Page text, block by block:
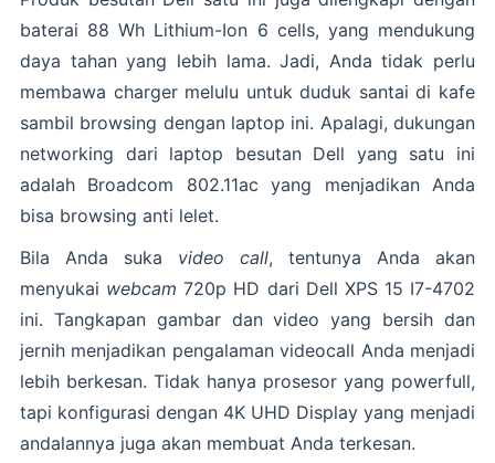
baterai 88 Wh Lithium-Ion 6 cells, yang mendukung
daya tahan yang lebih lama. Jadi, Anda tidak perlu
membawa charger melulu untuk duduk santai di kafe
sambil browsing dengan laptop ini. Apalagi, dukungan
networking dari laptop besutan Dell yang satu ini
adalah Broadcom 802.11ac yang menjadikan Anda
bisa browsing anti lelet.
Bila Anda suka video call, tentunya Anda akan
menyukai webcam 720p HD dari Dell XPS 15 I7-4702
ini. Tangkapan gambar dan video yang bersih dan
jernih menjadikan pengalaman videocall Anda menjadi
lebih berkesan. Tidak hanya prosesor yang powerfull,
tapi konfigurasi dengan 4K UHD Display yang menjadi
andalannya juga akan membuat Anda terkesan.